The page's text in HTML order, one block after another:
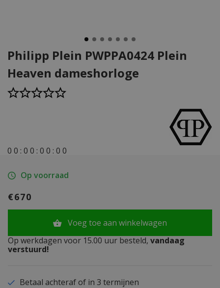
Philipp Plein PWPPA0424 Plein
Heaven dameshorloge
0 0 : 0 0 : 0 0 : 0 0
Op voorraad
€670
Voeg toe aan winkelwagen
Op werkdagen voor 15.00 uur besteld, vandaag
verstuurd!
Betaal achteraf of in 3 termijnen